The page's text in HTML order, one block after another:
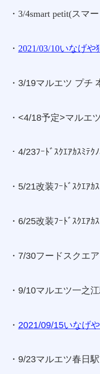
・3/4smart petit(スマ
・ 2021/03/10いなげ
・3/19マルエツ プチ
・<4/18予定>マルエ
・4/23ﾌｰﾄﾞｽｸｴｱｶｽﾐﾃｸ
・5/21改装ﾌｰﾄﾞｽｸｴｱｶ
・6/25改装ﾌｰﾄﾞｽｸｴｱｶ
・7/30フードスクエ
・9/10マルエツ一之
・ 2021/09/15いなげ
・9/23マルエツ春日